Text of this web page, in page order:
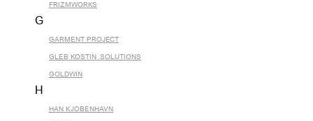
FRIZMWORKS
G
GARMENT PROJECT
GLEB KOSTIN .SOLUTIONS
GOLDWIN
H
HAN KJOBENHAVN